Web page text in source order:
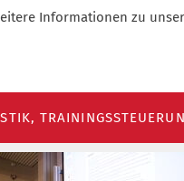
Informationen zu